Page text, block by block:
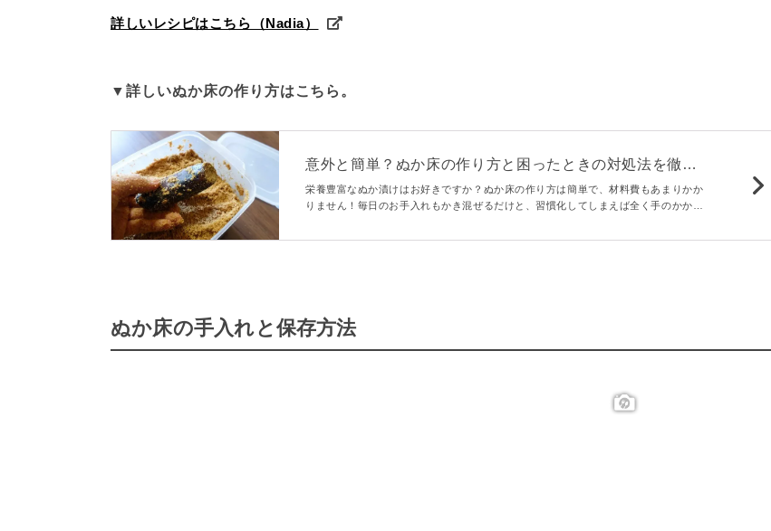
詳しいレシピはこちら（Nadia）
▼詳しいぬか床の作り方はこちら。
意外と簡単？ぬか床の作り方と困ったときの対処法を徹底
解説！
栄養豊富なぬか漬けはお好きですか？ぬか床の作り方は簡単で、材料費もあまりかか
りません！毎日のお手入れもかき混ぜるだけと、習慣化してしまえば全く手のかから
す！
ぬか床の手入れと保存方法